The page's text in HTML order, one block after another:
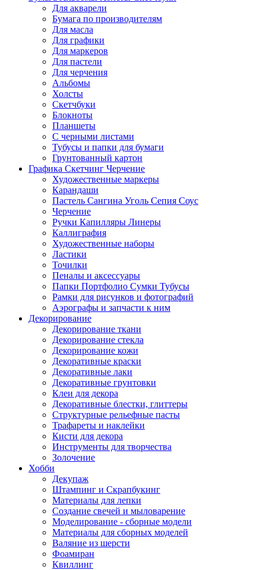
Для акварели
Бумага по производителям
Для масла
Для графики
Для маркеров
Для пастели
Для черчения
Альбомы
Холсты
Скетчбуки
Блокноты
Планшеты
С черными листами
Тубусы и папки для бумаги
Грунтованный картон
Графика Скетчинг Черчение
Художественные маркеры
Карандаши
Пастель Сангина Уголь Сепия Соус
Черчение
Ручки Капилляры Линеры
Каллиграфия
Художественные наборы
Ластики
Точилки
Пеналы и аксессуары
Папки Портфолио Сумки Тубусы
Рамки для рисунков и фотографий
Аэрографы и запчасти к ним
Декорирование
Декорирование ткани
Декорирование стекла
Декорирование кожи
Декоративные краски
Декоративные лаки
Декоративные грунтовки
Клеи для декора
Декоративные блестки, глиттеры
Структурные рельефные пасты
Трафареты и наклейки
Кисти для декора
Инструменты для творчества
Золочение
Хобби
Декупаж
Штампинг и Скрапбукинг
Материалы для лепки
Создание свечей и мыловарение
Моделирование - сборные модели
Материалы для сборных моделей
Валяние из шерсти
Фоамиран
Квиллинг